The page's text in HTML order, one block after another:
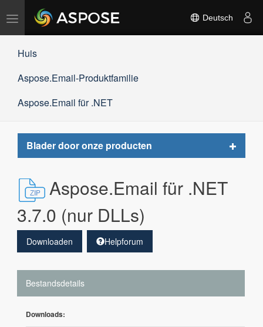
Navigation
umschalten
Deutsch
Huis
Aspose.Email-Produktfamilie
Aspose.Email für .NET
Blader door onze producten
Toggle
Aspose.Email für .NET
3.7.0 (nur DLLs)
Downloaden Helpforum
Bestandsdetails
Downloads: